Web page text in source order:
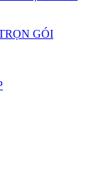
GÓI